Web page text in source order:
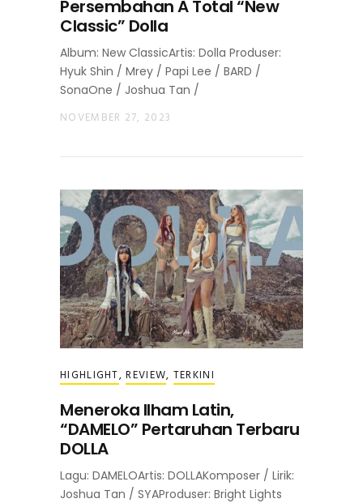
Persembahan A Total “New
Classic” Dolla
Album: New ClassicArtis: Dolla Produser:
Hyuk Shin / Mrey / Papi Lee / BARD /
SonaOne / Joshua Tan /
NOVEMBER 27, 2023
HIGHLIGHT,REVIEW, TERKINI
Meneroka Ilham Latin,
“DAMELO” Pertaruhan Terbaru
DOLLA
Lagu: DAMELOArtis: DOLLAKomposer / Lirik:
Joshua Tan / SYAProduser: Bright Lights